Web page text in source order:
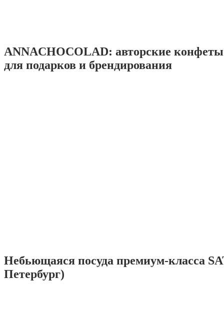
ANNACHOCOLAD: авторские
для подарков и брендирования
Небьющаяся посуда премиум-класса
Петербург)